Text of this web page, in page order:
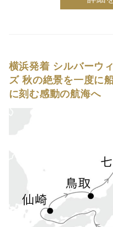
横浜発着 シルバーウ
ズ 秋の絶景を一度に
に刻む感動の航海へ